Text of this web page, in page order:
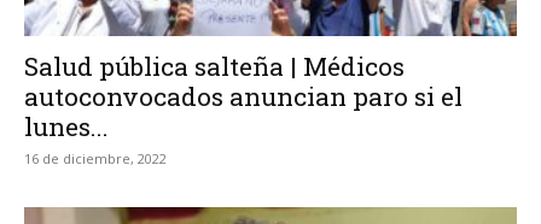
Salud pública salteña | Médicos
autoconvocados anuncian paro si el
lunes...
16 de diciembre, 2022